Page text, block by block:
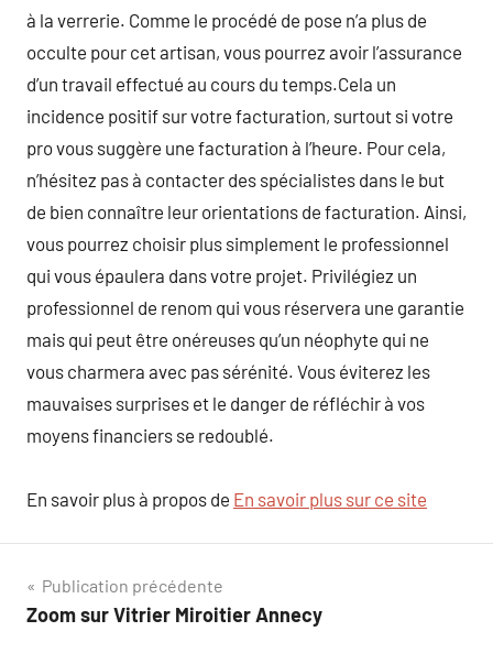
à la verrerie. Comme le procédé de pose n’a plus de
occulte pour cet artisan, vous pourrez avoir l’assurance
d’un travail effectué au cours du temps.Cela un
incidence positif sur votre facturation, surtout si votre
pro vous suggère une facturation à l’heure. Pour cela,
n’hésitez pas à contacter des spécialistes dans le but
de bien connaître leur orientations de facturation. Ainsi,
vous pourrez choisir plus simplement le professionnel
qui vous épaulera dans votre projet. Privilégiez un
professionnel de renom qui vous réservera une garantie
mais qui peut être onéreuses qu’un néophyte qui ne
vous charmera avec pas sérénité. Vous éviterez les
mauvaises surprises et le danger de réfléchir à vos
moyens financiers se redoublé.
En savoir plus à propos de En savoir plus sur ce site
Navigation
de
Publication précédente
Zoom sur Vitrier Miroitier Annecy